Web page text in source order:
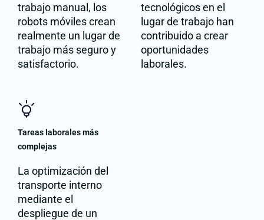
trabajo manual, los
robots móviles crean
realmente un lugar de
trabajo más seguro y
satisfactorio.
tecnológicos en el
lugar de trabajo han
contribuido a crear
oportunidades
laborales.
Tareas laborales más
complejas
La optimización del
transporte interno
mediante el
despliegue de un